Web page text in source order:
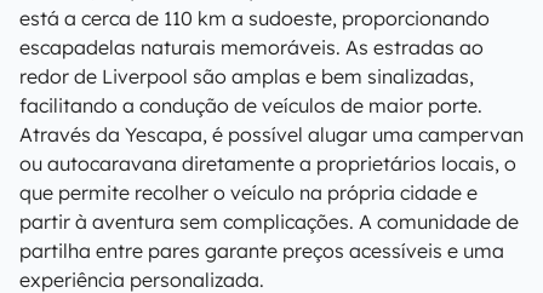
está a cerca de 110 km a sudoeste, proporcionando
escapadelas naturais memoráveis. As estradas ao
redor de Liverpool são amplas e bem sinalizadas,
facilitando a condução de veículos de maior porte.
Através da Yescapa, é possível alugar uma campervan
ou autocaravana diretamente a proprietários locais, o
que permite recolher o veículo na própria cidade e
partir à aventura sem complicações. A comunidade de
partilha entre pares garante preços acessíveis e uma
experiência personalizada.